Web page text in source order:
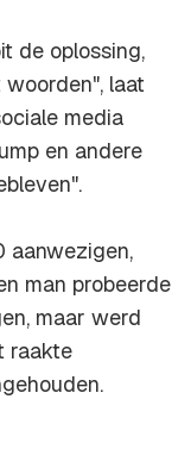
de oplossing,
laat
media
en andere
aanwezigen,
man probeerde
maar werd
raakte